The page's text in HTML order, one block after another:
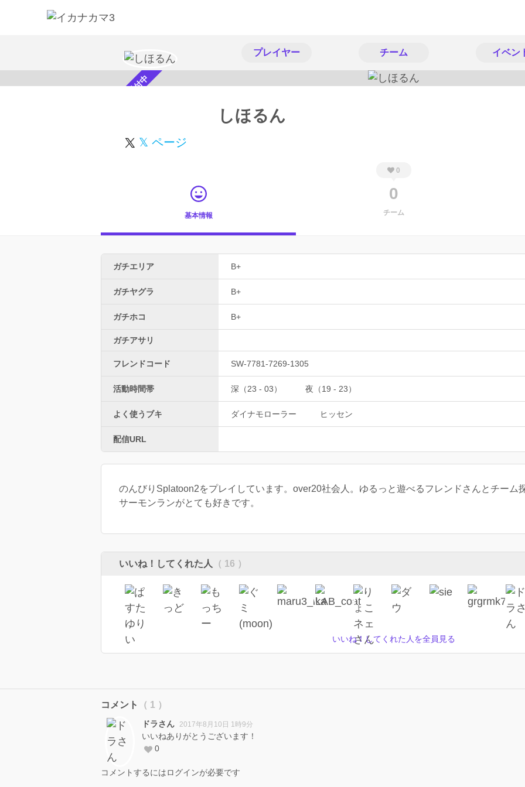
プレイヤー チーム イベン
スカウト受付中 しほるん
𝕏 ページ
基本情報
0
0
チーム
ガチエリア B+
ガチヤグラ B+
ガチホコ B+
ガチアサリ
フレンドコード SW-7781-7269-1305
活動時間帯 深（23 - 03） 夜（19 - 23）
よく使うブキ ダイナモローラー ヒッセン
配信URL
のんびりSplatoon2をプレイしています。over20社会人。ゆるっと遊べるフレンドさんとチーム
サーモンランがとても好きです。
いいね！してくれた人 （ 16 ）
いいね！してくれた人を全員見る
コメント （ 1 ）
ドラさん 2017年8月10日 1時9分
いいねありがとうございます！
0
コメントするにはログインが必要です